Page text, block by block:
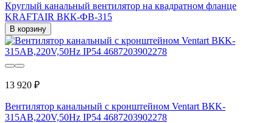
Круглый канальный вентилятор на квадратном фланце
KRAFTAIR ВКК-ФВ-315
В корзину
13 920 ₽
Вентилятор канальный с кронштейном Ventart ВКK-
315АВ,220V,50Hz IP54 4687203902278